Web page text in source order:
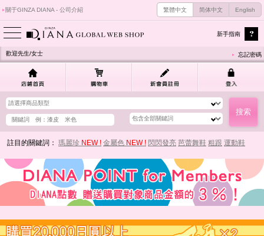
關于GINZA DIANA - 公司介紹 繁體中文 简体中文 English
新手指南
歡迎先生/女士 忘記密碼
註目的關鍵詞： 瑪麗珍 NEW ! 金屬色 NEW ! 閃閃發亮 芭蕾舞鞋 粗跟 運動鞋